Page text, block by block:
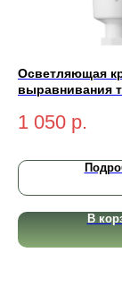
Осветляющая
выравнивания
1 050 р.
В